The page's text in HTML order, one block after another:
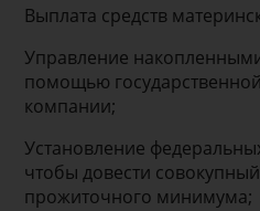
Выплата средств
Управление
помощью
компании;
Установление
чтобы довести
прожиточного минимума;